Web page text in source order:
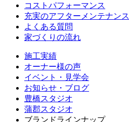
コストパフォーマンス
充実のアフターメンテナンス
よくある質問
家づくりの流れ
施工実績
オーナー様の声
イベント・見学会
お知らせ・ブログ
豊橋スタジオ
蒲郡スタジオ
ブランドラインナップ